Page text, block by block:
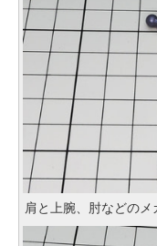
肩と上腕、肘などの